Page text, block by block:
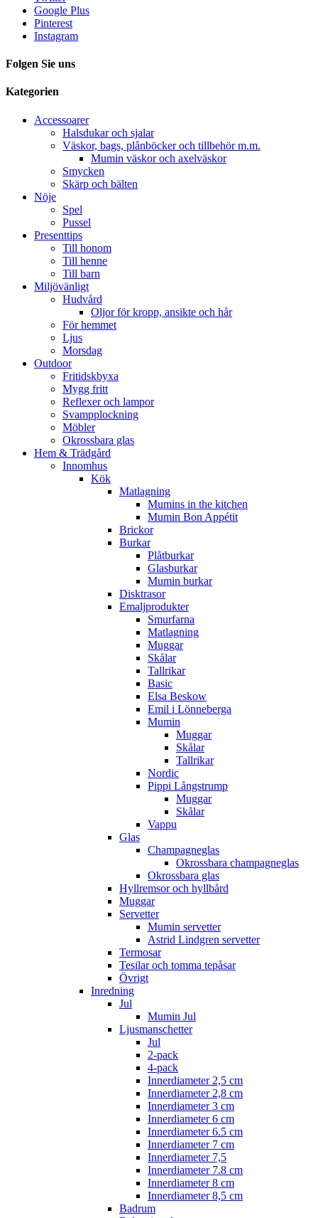
Google Plus
Pinterest
Instagram
Folgen Sie uns
Kategorien
Accessoarer
Halsdukar och sjalar
Väskor, bags, plånböcker och tillbehör m.m.
Mumin väskor och axelväskor
Smycken
Skärp och bälten
Nöje
Spel
Pussel
Presenttips
Till honom
Till henne
Till barn
Miljövänligt
Hudvård
Oljor för kropp, ansikte och hår
För hemmet
Ljus
Morsdag
Outdoor
Fritidskbyxa
Mygg fritt
Reflexer och lampor
Svampplockning
Möbler
Okrossbara glas
Hem & Trädgård
Innomhus
Kök
Matlagning
Mumins in the kitchen
Mumin Bon Appétit
Brickor
Burkar
Plåtburkar
Glasburkar
Mumin burkar
Disktrasor
Emaljprodukter
Smurfarna
Matlagning
Muggar
Skålar
Tallrikar
Basic
Elsa Beskow
Emil i Lönneberga
Mumin
Muggar
Skålar
Tallrikar
Nordic
Pippi Långstrump
Muggar
Skålar
Vappu
Glas
Champagneglas
Okrossbara champagneglas
Okrossbara glas
Hyllremsor och hyllbård
Muggar
Servetter
Mumin servetter
Astrid Lindgren servetter
Termosar
Tesilar och tomma tepåsar
Övrigt
Inredning
Jul
Mumin Jul
Ljusmanschetter
Jul
2-pack
4-pack
Innerdiameter 2,5 cm
Innerdiameter 2,8 cm
Innerdiameter 3 cm
Innerdiameter 6 cm
Innerdiameter 6.5 cm
Innerdiameter 7 cm
Innerdiameter 7,5
Innerdiameter 7.8 cm
Innerdiameter 8 cm
Innerdiameter 8,5 cm
Badrum